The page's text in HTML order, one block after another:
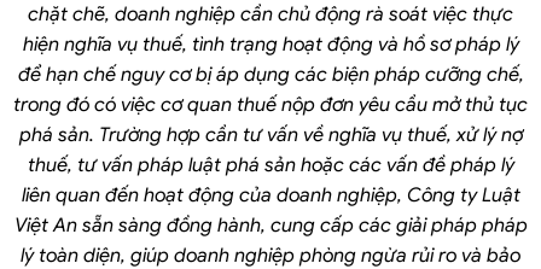
chặt chẽ, doanh nghiệp cần chủ động rà soát việc thực
hiện nghĩa vụ thuế, tình trạng hoạt động và hồ sơ pháp lý
để hạn chế nguy cơ bị áp dụng các biện pháp cưỡng chế,
trong đó có việc cơ quan thuế nộp đơn yêu cầu mở thủ tục
phá sản. Trường hợp cần tư vấn về nghĩa vụ thuế, xử lý nợ
thuế, tư vấn pháp luật phá sản hoặc các vấn đề pháp lý
liên quan đến hoạt động của doanh nghiệp, Công ty Luật
Việt An sẵn sàng đồng hành, cung cấp các giải pháp pháp
lý toàn diện, giúp doanh nghiệp phòng ngừa rủi ro và bảo